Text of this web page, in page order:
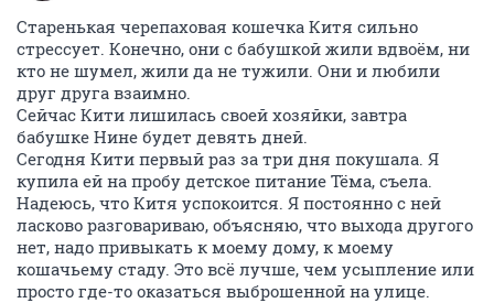
Старенькая черепаховая кошечка Китя сильно
стрессует. Конечно, они с бабушкой жили вдвоём, ни
кто не шумел, жили да не тужили. Они и любили
друг друга взаимно.
Сейчас Кити лишилась своей хозяйки, завтра
бабушке Нине будет девять дней.
Сегодня Кити первый раз за три дня покушала. Я
купила ей на пробу детское питание Тёма, съела.
Надеюсь, что Китя успокоится. Я постоянно с ней
ласково разговариваю, объясняю, что выхода другого
нет, надо привыкать к моему дому, к моему
кошачьему стаду. Это всё лучше, чем усыпление или
просто где-то оказаться выброшенной на улице.